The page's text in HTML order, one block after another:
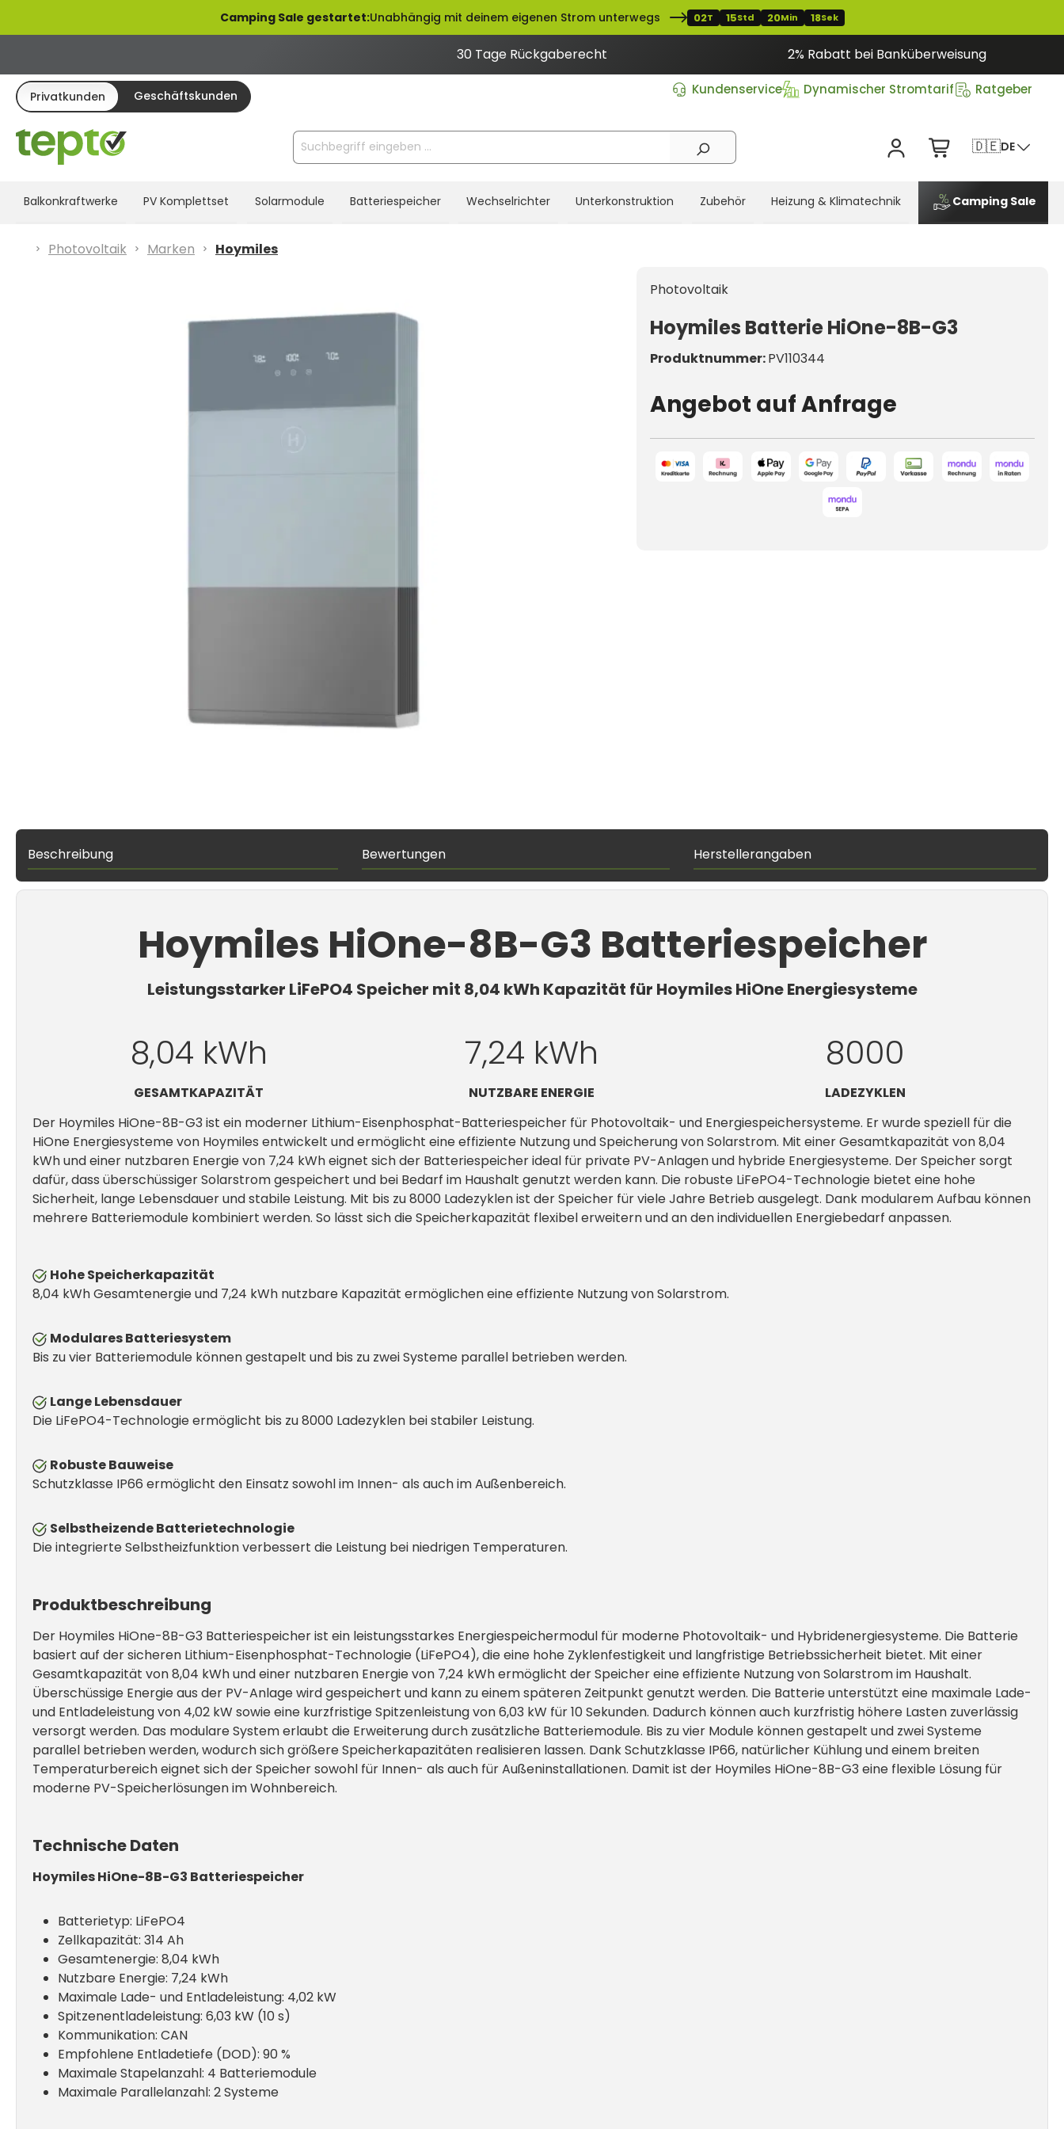
Zur Hauptnavigation springenCamping Sale gestartet:Unabhängig mit deinem eigenen Strom unterwegs 02T 15Std 20Min 17Sek
30 Tage Rückgaberecht 2% Rabatt bei Banküberweisung
Privatkunden Geschäftskunden Kundenservice Dynamischer Stromtarif Ratgeber
🇩🇪DE
Balkonkraftwerke PV Komplettset Solarmodule Batteriespeicher Wechselrichter Unterkonstruktion Zubehör Heizung & Klimatechnik Camping Sale
Photovoltaik Marken
Hoymiles
Photovoltaik
Hoymiles Batterie HiOne-8B-G3
Produktnummer:PV110344
Angebot auf Anfrage
Beschreibung Bewertungen Herstellerangaben
Hoymiles HiOne-8B-G3 Batteriespeicher
Leistungsstarker LiFePO4 Speicher mit 8,04 kWh Kapazität für Hoymiles HiOne Energiesysteme
8,04 kWh
GESAMTKAPAZITÄT
7,24 kWh
NUTZBARE ENERGIE
8000
LADEZYKLEN
Der Hoymiles HiOne-8B-G3 ist ein moderner Lithium-Eisenphosphat-Batteriespeicher für Photovoltaik- und Energiespeichersysteme. Er wurde speziell für die
HiOne Energiesysteme von Hoymiles entwickelt und ermöglicht eine effiziente Nutzung und Speicherung von Solarstrom. Mit einer Gesamtkapazität von 8,04
kWh und einer nutzbaren Energie von 7,24 kWh eignet sich der Batteriespeicher ideal für private PV-Anlagen und hybride Energiesysteme. Der Speicher sorgt
dafür, dass überschüssiger Solarstrom gespeichert und bei Bedarf im Haushalt genutzt werden kann. Die robuste LiFePO4-Technologie bietet eine hohe
Sicherheit, lange Lebensdauer und stabile Leistung. Mit bis zu 8000 Ladezyklen ist der Speicher für viele Jahre Betrieb ausgelegt. Dank modularem Aufbau können
mehrere Batteriemodule kombiniert werden. So lässt sich die Speicherkapazität flexibel erweitern und an den individuellen Energiebedarf anpassen.
Hohe Speicherkapazität
8,04 kWh Gesamtenergie und 7,24 kWh nutzbare Kapazität ermöglichen eine effiziente Nutzung von Solarstrom.
Modulares Batteriesystem
Bis zu vier Batteriemodule können gestapelt und bis zu zwei Systeme parallel betrieben werden.
Lange Lebensdauer
Die LiFePO4-Technologie ermöglicht bis zu 8000 Ladezyklen bei stabiler Leistung.
Robuste Bauweise
Schutzklasse IP66 ermöglicht den Einsatz sowohl im Innen- als auch im Außenbereich.
Selbstheizende Batterietechnologie
Die integrierte Selbstheizfunktion verbessert die Leistung bei niedrigen Temperaturen.
Produktbeschreibung
Der Hoymiles HiOne-8B-G3 Batteriespeicher ist ein leistungsstarkes Energiespeichermodul für moderne Photovoltaik- und Hybridenergiesysteme. Die Batterie
basiert auf der sicheren Lithium-Eisenphosphat-Technologie (LiFePO4), die eine hohe Zyklenfestigkeit und langfristige Betriebssicherheit bietet. Mit einer
Gesamtkapazität von 8,04 kWh und einer nutzbaren Energie von 7,24 kWh ermöglicht der Speicher eine effiziente Nutzung von Solarstrom im Haushalt.
Überschüssige Energie aus der PV-Anlage wird gespeichert und kann zu einem späteren Zeitpunkt genutzt werden. Die Batterie unterstützt eine maximale Lade-
und Entladeleistung von 4,02 kW sowie eine kurzfristige Spitzenleistung von 6,03 kW für 10 Sekunden. Dadurch können auch kurzfristig höhere Lasten zuverlässig
versorgt werden. Das modulare System erlaubt die Erweiterung durch zusätzliche Batteriemodule. Bis zu vier Module können gestapelt und zwei Systeme
parallel betrieben werden, wodurch sich größere Speicherkapazitäten realisieren lassen. Dank Schutzklasse IP66, natürlicher Kühlung und einem breiten
Temperaturbereich eignet sich der Speicher sowohl für Innen- als auch für Außeninstallationen. Damit ist der Hoymiles HiOne-8B-G3 eine flexible Lösung für
moderne PV-Speicherlösungen im Wohnbereich.
Technische Daten
Hoymiles HiOne-8B-G3 Batteriespeicher
Batterietyp: LiFePO4
Zellkapazität: 314 Ah
Gesamtenergie: 8,04 kWh
Nutzbare Energie: 7,24 kWh
Maximale Lade- und Entladeleistung: 4,02 kW
Spitzenentladeleistung: 6,03 kW (10 s)
Kommunikation: CAN
Empfohlene Entladetiefe (DOD): 90 %
Maximale Stapelanzahl: 4 Batteriemodule
Maximale Parallelanzahl: 2 Systeme